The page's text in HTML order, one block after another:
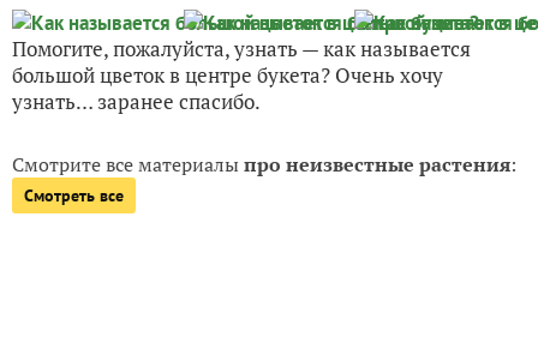
Помогите, пожалуйста, узнать — как называется
большой цветок в центре букета? Очень хочу
узнать… заранее спасибо.
Смотрите все материалыпро неизвестные растения:
Смотреть все